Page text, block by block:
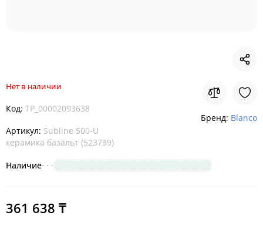
Нет в наличии
Код: TP_00002093638
Артикул: Subline 500-U
керамика базальт (523739)
Наличие
Бренд: Blanco
361 638 ₸